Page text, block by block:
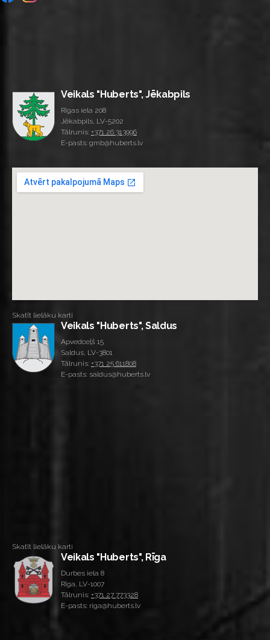
Veikals "Huberts", Jēkabpils
Rīgas iela 208
Jēkabpils, LV-5202
Tālrunis: +371 26 313996
E-pasts: gmb@huberts.lv
Skatīt lielāku karti
Veikals "Huberts", Saldus
Apvedceļš 15
Saldus, LV-3801
Tālrunis: +371 25 611808
E-pasts: saldus@huberts.lv
Skatīt lielāku karti
Veikals "Huberts", Rīga
Durbes iela 8
Rīga, LV-1007
Tālrunis: +371 27 773328
E-pasts: riga@huberts.lv